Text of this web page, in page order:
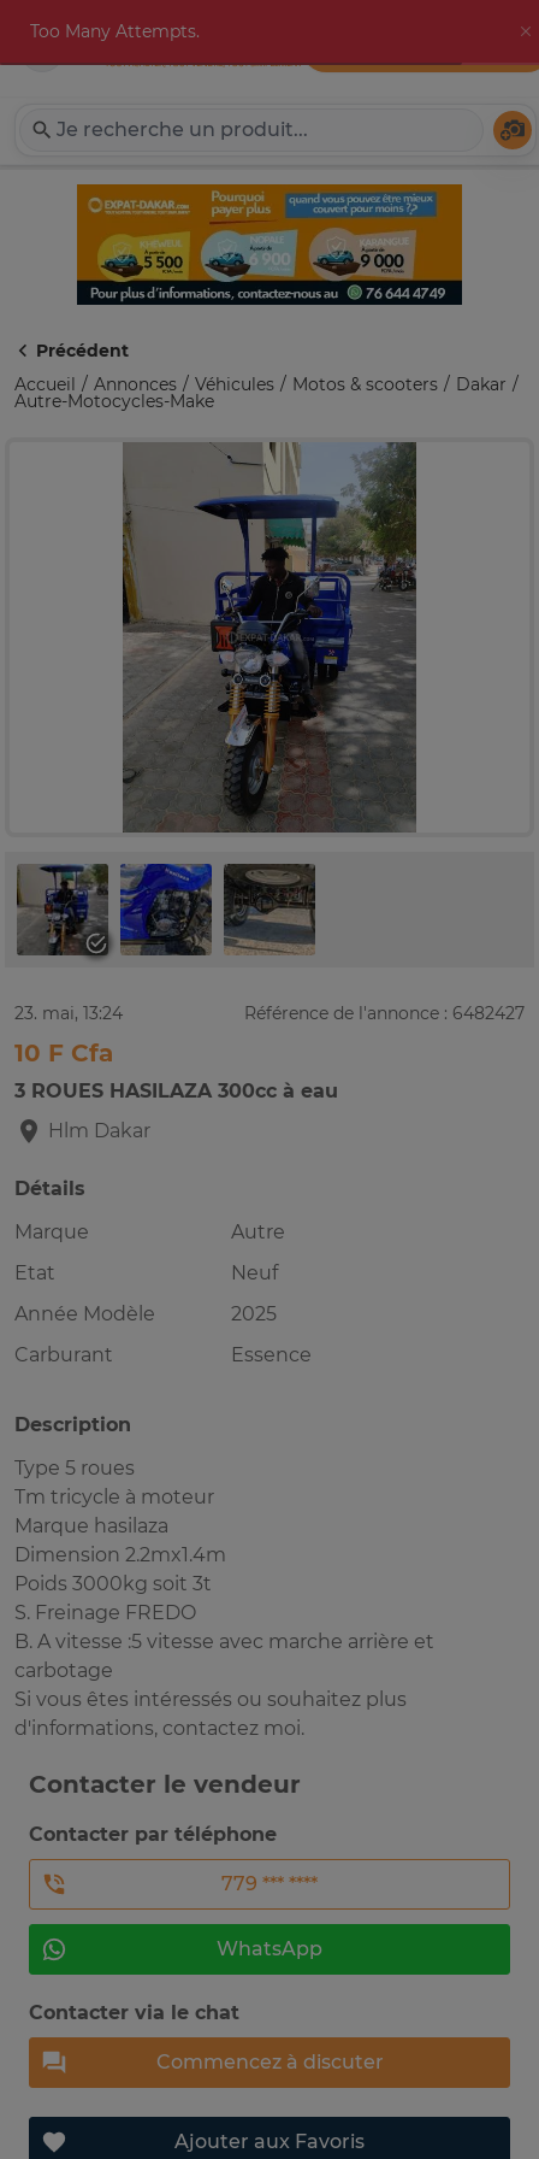
Expat-Dakar
Précédent
Accueil
Annonces Véhicules Motos & scooters Dakar
Autre-Motocycles-Make
23. mai, 13:24 Référence de l'annonce : 6482427
10 F Cfa
3 ROUES HASILAZA 300cc à eau
Hlm Dakar
Détails
Marque
Autre
Etat
Neuf
Année Modèle
2025
Carburant
Essence
Description
Type 5 roues
Tm tricycle à moteur
Marque hasilaza
Dimension 2.2mx1.4m
Poids 3000kg soit 3t
S. Freinage FREDO
B. A vitesse :5 vitesse avec marche arrière et
carbotage
Si vous êtes intéressés ou souhaitez plus
d'informations, contactez moi.
Contacter le vendeur
Contacter par téléphone
779 *** ****
WhatsApp
Contacter via le chat
Commencez à discuter
Ajouter aux Favoris
Too Many Attempts.